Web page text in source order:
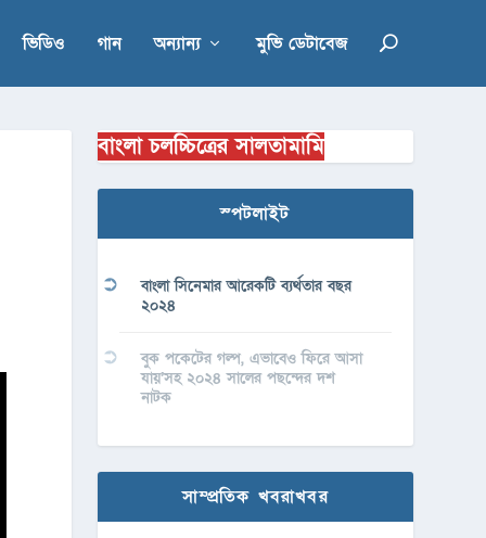
ভিডিও গান অন্যান্য মুভি ডেটাবেজ
বাংলা চলচ্চিত্রের সালতামামি
স্পটলাইট
বাংলা সিনেমার আরেকটি ব্যর্থতার বছর
২০২৪
বুক পকেটের গল্প, এভাবেও ফিরে আসা
যায়’সহ ২০২৪ সালের পছন্দের দশ
নাটক
সাম্প্রতিক খবরাখবর